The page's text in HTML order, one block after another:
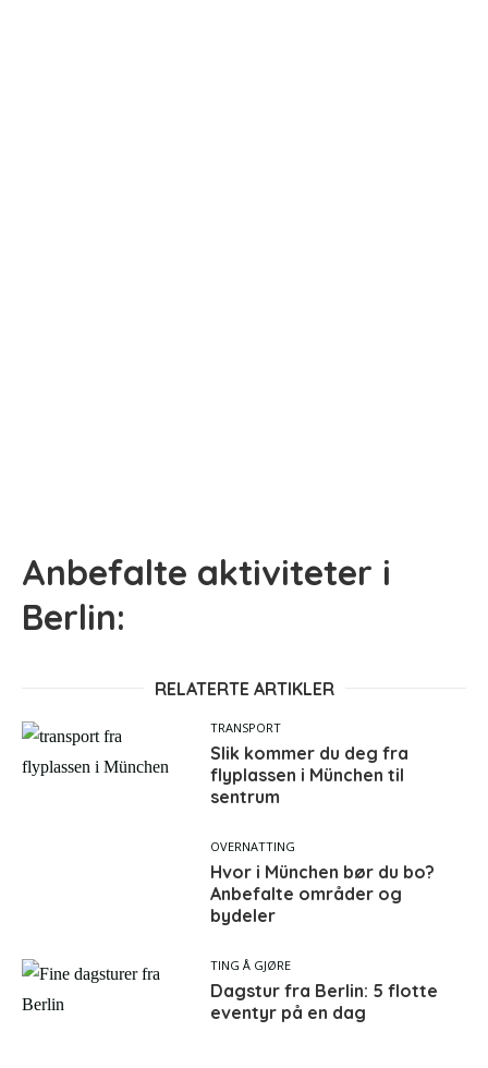
Anbefalte aktiviteter i
Berlin:
RELATERTE ARTIKLER
TRANSPORT
Slik kommer du deg fra
flyplassen i München til
sentrum
OVERNATTING
Hvor i München bør du bo?
Anbefalte områder og
bydeler
TING Å GJØRE
Dagstur fra Berlin: 5 flotte
eventyr på en dag